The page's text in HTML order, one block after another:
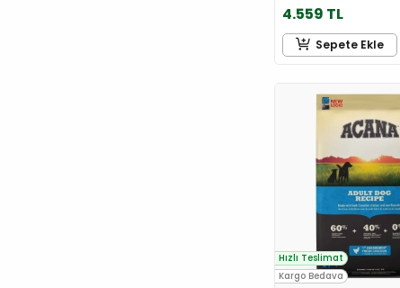
4.559 TL
Sepete Ekle
Kargo Bedava
Hızlı Teslimat